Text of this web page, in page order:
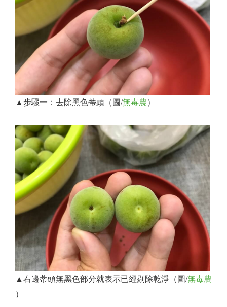
▲步驟一：去除黑色蒂頭（圖/無毒農）
▲右邊蒂頭無黑色部分就表示已經剔除乾淨（圖/無毒農
）